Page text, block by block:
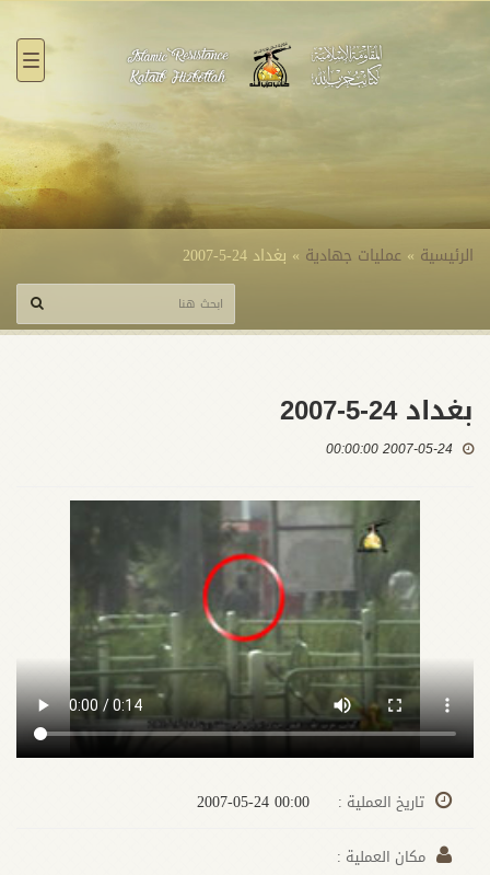
الرئيسية » عمليات جهادية » بغداد 24-5-2007
بغداد 24-5-2007
2007-05-24 00:00:00
تاريخ العملية :
مكان العملية :